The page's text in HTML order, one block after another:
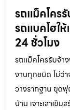
รถแม็คโคร
รถแบคโฮใ
24 ชั่วโมง
รถแม็คโครรับจ้าง
งานทุกชนิด ไม่ว่
วางรากฐาน ขุดฟุต
บ้าน เจาะเสาเข็ม